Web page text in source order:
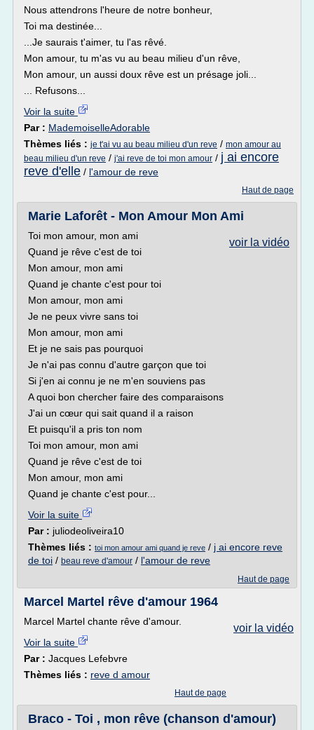
Nous attendrons l'heure de notre bonheur,
Toi ma destinée...
...Je saurais t'aimer, tu l'as rêvé.
Mon amour, tu m'as vu au beau milieu d'un rêve,
Mon amour, un aussi doux rêve est un présage joli...
... Refusons...
Voir la suite
Par : MademoiselleAdorable
Thèmes liés : je t'ai vu au beau milieu d'un reve / mon amour au
beau milieu d'un reve / j'ai reve de toi mon amour / j ai encore
reve d'elle / l'amour de reve
Haut de page
Marie Laforêt - Mon Amour Mon Ami
voir la vidéo
Toi mon amour, mon ami
Quand je rêve c'est de toi
Mon amour, mon ami
Quand je chante c'est pour toi
Mon amour, mon ami
Je ne peux vivre sans toi
Mon amour, mon ami
Et je ne sais pas pourquoi
Je n'ai pas connu d'autre garçon que toi
Si j'en ai connu je ne m'en souviens pas
A quoi bon chercher faire des comparaisons
J'ai un cœur qui sait quand il a raison
Et puisqu'il a pris ton nom
Toi mon amour, mon ami
Quand je rêve c'est de toi
Mon amour, mon ami
Quand je chante c'est pour...
Voir la suite
Par : juliodeoliveira10
Thèmes liés : toi mon amour ami quand je reve / j ai encore reve
de toi / beau reve d'amour / l'amour de reve
Haut de page
Marcel Martel rêve d'amour 1964
voir la vidéo
Marcel Martel chante rêve d'amour.
Voir la suite
Par : Jacques Lefebvre
Thèmes liés : reve d amour
Haut de page
Braco - Toi , mon rêve (chanson d'amour)